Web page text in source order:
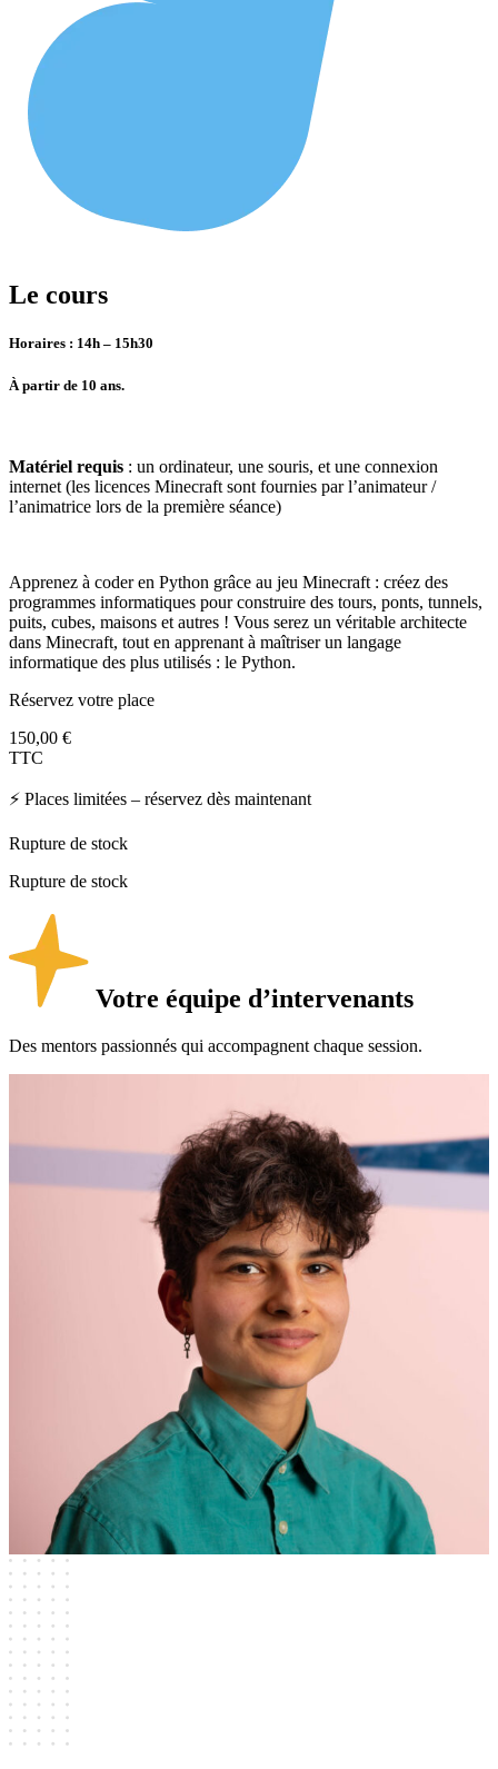
Le cours
Horaires : 14h – 15h30
À partir de 10 ans.
Matériel requis : un ordinateur, une souris, et une connexion
internet (les licences Minecraft sont fournies par l’animateur /
l’animatrice lors de la première séance)
Apprenez à coder en Python grâce au jeu Minecraft : créez des
programmes informatiques pour construire des tours, ponts, tunnels,
puits, cubes, maisons et autres ! Vous serez un véritable architecte
dans Minecraft, tout en apprenant à maîtriser un langage
informatique des plus utilisés : le Python.
Réservez votre place
150,00 €
TTC
⚡ Places limitées – réservez dès maintenant
Rupture de stock
Rupture de stock
Votre équipe d’intervenants
Des mentors passionnés qui accompagnent chaque session.